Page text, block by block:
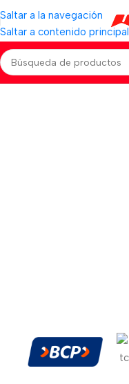
Saltar a la navegación
Saltar a contenido principal